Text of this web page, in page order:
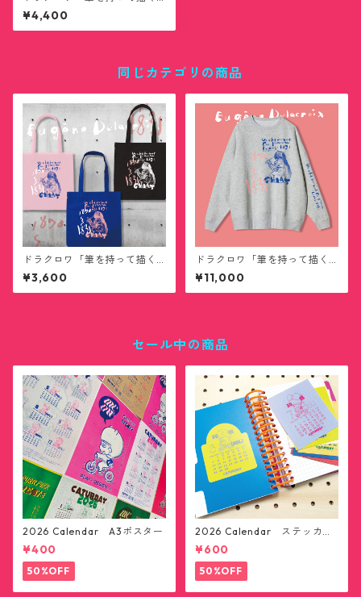
猫」ビッグシルエットTシャツ
¥4,400
同じカテゴリの商品
ドラクロワ「筆を持って描く
猫」トートバッグ
¥3,600
ドラクロワ「筆を持って描く
猫」ビッグシルエットスウェ
ット
¥11,000
セール中の商品
2026 Calendar A3ポスター
¥400
50%OFF
2026 Calendar ステッカー1
2枚セット(送料無料)
¥600
50%OFF